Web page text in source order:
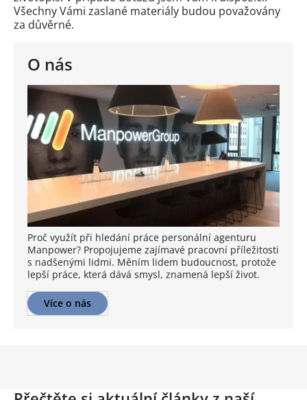
O nás
Proč využít při hledání práce personální agenturu
Manpower? Propojujeme zajímavé pracovní příležitosti
s nadšenými lidmi. Měním lidem budoucnost, protože
lepší práce, která dává smysl, znamená lepší život.
Více o nás
Všechny Vámi zaslané materiály budou považovány
za důvěrné.